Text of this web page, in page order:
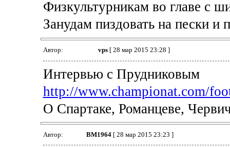
Физкультурникам во главе с
Занудам пиздовать на пески и
Автор: vps[ 28 мар 2015 23:28 ]
Интервью с Прудниковым
http://www.championat.com/
О Спартаке, Романцеве,
Автор: BM1964[ 28 мар 2015 23:23 ]